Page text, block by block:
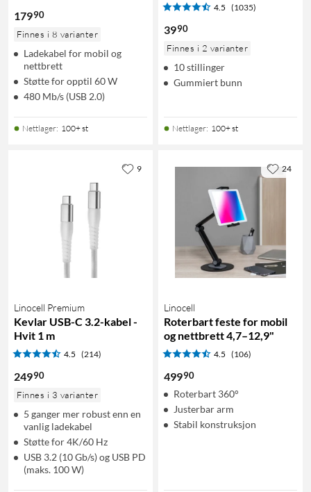
17990
Finnes i 8 varianter
Ladekabel for mobil og
nettbrett
Støtte for opptil 60 W
480 Mb/s (USB 2.0)
Nettlager: 100+ st
4.5 (1035)
3990
Finnes i 2 varianter
10 stillinger
Gummiert bunn
Nettlager: 100+ st
Linocell Premium
Kevlar USB-C 3.2-kabel -
Hvit 1 m
4.5 (214)
24990
Finnes i 3 varianter
5 ganger mer robust enn en
vanlig ladekabel
Støtte for 4K/60 Hz
USB 3.2 (10 Gb/s) og USB PD
(maks. 100 W)
9
Linocell
Roterbart feste for mobil
og nettbrett 4,7–12,9"
4.5 (106)
49990
Roterbart 360°
Justerbar arm
Stabil konstruksjon
24